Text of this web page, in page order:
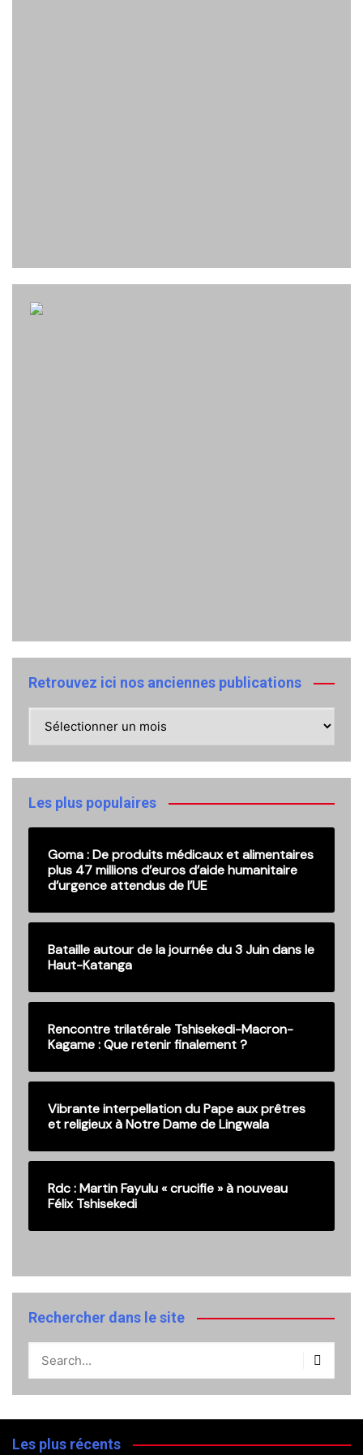
Retrouvez ici nos anciennes publications
anciennes
publications
Les plus populaires
Goma : De produits médicaux et alimentaires
plus 47 millions d’euros d’aide humanitaire
d’urgence attendus de l’UE
Bataille autour de la journée du 3 Juin dans le
Haut-Katanga
Rencontre trilatérale Tshisekedi-Macron-
Kagame : Que retenir finalement ?
Vibrante interpellation du Pape aux prêtres
et religieux à Notre Dame de Lingwala
Rdc : Martin Fayulu « crucifie » à nouveau
Félix Tshisekedi
Rechercher dans le site
Les plus récents